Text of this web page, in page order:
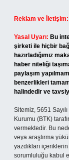
Reklam ve İletişim:
Yasal Uyarı: Bu
şirketi ile hiçbir
hazırladığımız
haber niteliği
paylaşım
benzerlikleri
halindedir ve
Sitemiz, 5651
Kurumu (BTK)
vermektedir. Bu
veya araştırma
yazdıkları
sorumluluğu kabul